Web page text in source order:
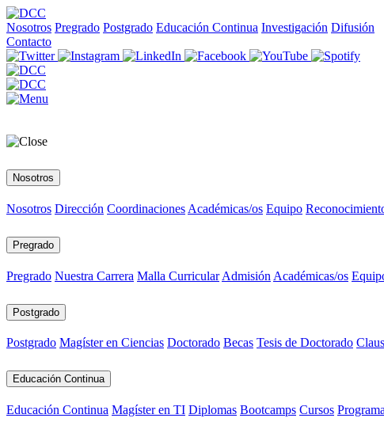
Nosotros Pregrado Postgrado Educación Continua Investigación Difusión
Contacto
Nosotros
Nosotros Dirección Coordinaciones Académicas/os Equipo
Pregrado
Pregrado Nuestra Carrera Malla Curricular Admisión Académicas/os
Postgrado
Postgrado Magíster en Ciencias Doctorado Becas Tesis de Doctorado
Educación Continua
Educación Continua Magíster en TI Diplomas Bootcamps Cursos